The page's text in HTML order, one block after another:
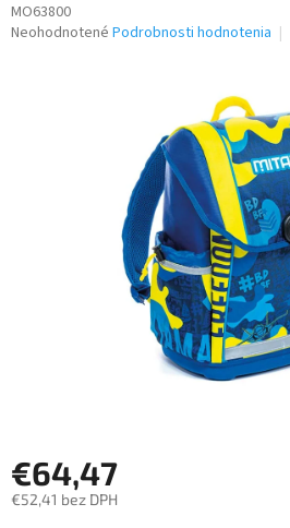
MO63800
Priemerné
Neohodnotené Podrobnosti hodnotenia
€64,47
€52,41 bez DPH